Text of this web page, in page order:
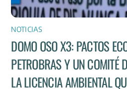
NOTICIAS
DOMO OSO X3: PACTOS
PETROBRAS Y UN COMITÉ
LA LICENCIA AMBIENTAL